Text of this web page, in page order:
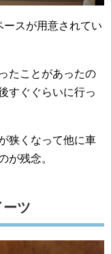
ースが用意されてい
たことがあったの
すぐぐらいに行っ
狭くなって他に車
が残念。
ツ